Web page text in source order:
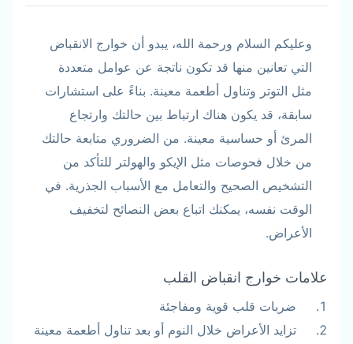
وعليكم السلام ورحمة الله، يبدو أن خوارج الانقباض
التي تعانين منها قد تكون ناتجة عن عوامل متعددة
مثل التوتر وتناول أطعمة معينة. بناءً على استشارات
سابقة، قد يكون هناك ارتباط بين حالتك وارتجاع
المرئ أو حساسية معينة. من الضروري متابعة حالتك
من خلال فحوصات مثل الإيكو والهولتر للتأكد من
التشخيص الصحيح والتعامل مع الأسباب الجذرية. في
الوقت نفسه، يمكنك اتباع بعض النصائح لتخفيف
الأعراض.
علامات خوارج انقباض القلب
ضربات قلب قوية ومفاجئة
تزايد الأعراض خلال النوم أو بعد تناول أطعمة معينة